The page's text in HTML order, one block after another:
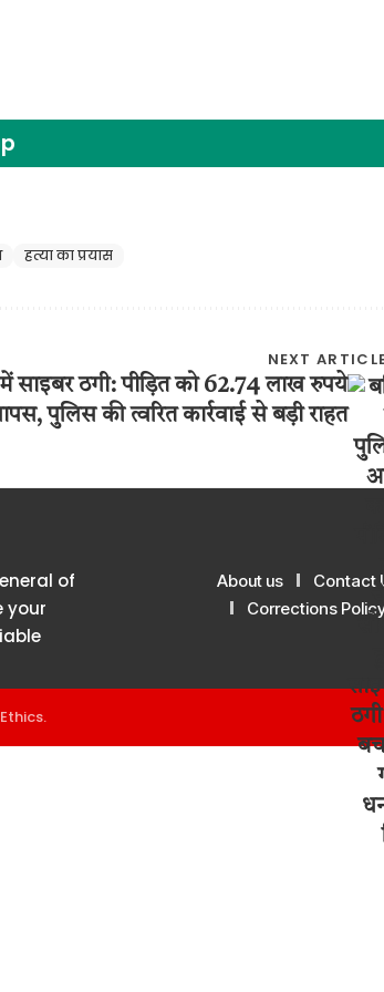
हत्या का प्रयास
NEXT
साइबर ठगी: पीड़ित को 62.74 लाख रुपये
पुलिस की त्वरित कार्रवाई से बड़ी राहत
of
your
About us
Contact
Corrections
.